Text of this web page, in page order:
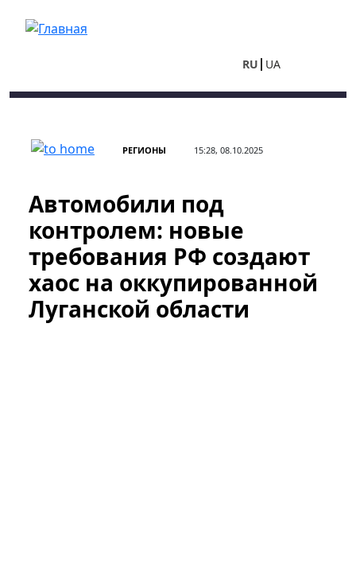
RU UA
РЕГИОНЫ 15:28, 08.10.2025
Автомобили под
контролем: новые
требования РФ создают
хаос на оккупированной
Луганской области